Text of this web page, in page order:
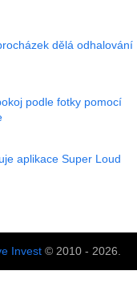
dělá odhalování
podle fotky pomocí
aplikace Super Loud
Invest© 2010 - 2026.